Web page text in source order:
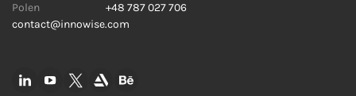
Polen
+48 787 027 706
contact@innowise.com